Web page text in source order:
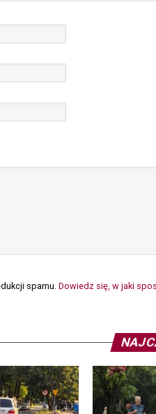
spamu. Dowiedz się, w jaki